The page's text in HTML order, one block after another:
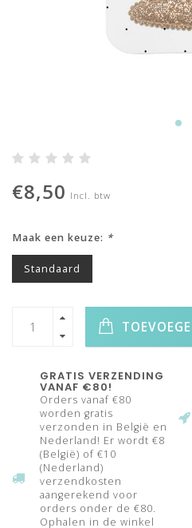
€8,50 Incl. btw
Maak een keuze: *
Standaard
GRATIS VERZENDING
VANAF €80!
Orders vanaf €80
worden gratis
verzonden in België en
Nederland! Er wordt €8
(België) of €10
(Nederland)
verzendkosten
aangerekend voor
orders onder de €80.
Ophalen in de winkel